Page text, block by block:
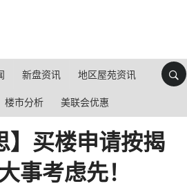
新盘资讯 地区屋苑资讯
楼市分析 美联会优惠
】买楼申请按揭
事考虑先！